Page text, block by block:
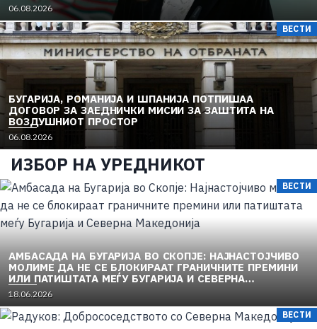
06.08.2026
ВЕСТИ
БУГАРИЈА, РОМАНИЈА И ШПАНИЈА ПОТПИШАА
ДОГОВОР ЗА ЗАЕДНИЧКИ МИСИИ ЗА ЗАШТИТА НА
ВОЗДУШНИОТ ПРОСТОР
06.08.2026
ИЗБОР НА УРЕДНИКОТ
ВЕСТИ
АМБАСАДА НА БУГАРИЈА ВО СКОПЈЕ: НАЈНАСТОЈЧИВО
МОЛИМЕ ДА НЕ СЕ БЛОКИРААТ ГРАНИЧНИТЕ ПРЕМИНИ
ИЛИ ПАТИШТАТА МЕЃУ БУГАРИЈА И СЕВЕРНА
МАКЕДОНИЈА
18.06.2026
ВЕСТИ